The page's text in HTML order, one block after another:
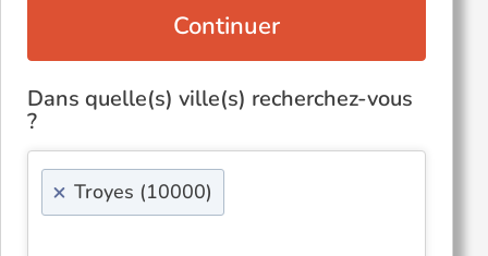
Continuer
Dans quelle(s) ville(s) recherchez-vous
?
× Troyes (10000)